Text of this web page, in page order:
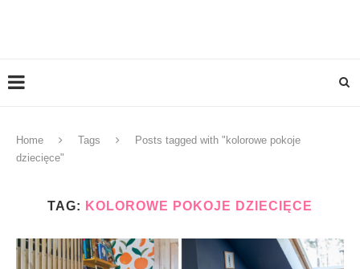
Home Tags
Posts tagged with "kolorowe pokoje
dziecięce"
TAG: KOLOROWE POKOJE DZIECIĘCE